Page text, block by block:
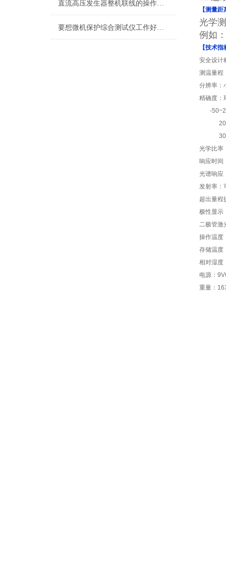
直流高压发生器整机联线的操作方法
要想微机保护综合测试仪工作好，日常巡检和定期校验少不了！
【测量
光学
例如
【技术指
安全设计
测温量程
分辨率：
精确度：
-
光学比率
响应时间
光谱响应
发射率：
超出量程
极性显示
二极管激
操作温度
存储温度
相对湿度
电源： 9V
重量：